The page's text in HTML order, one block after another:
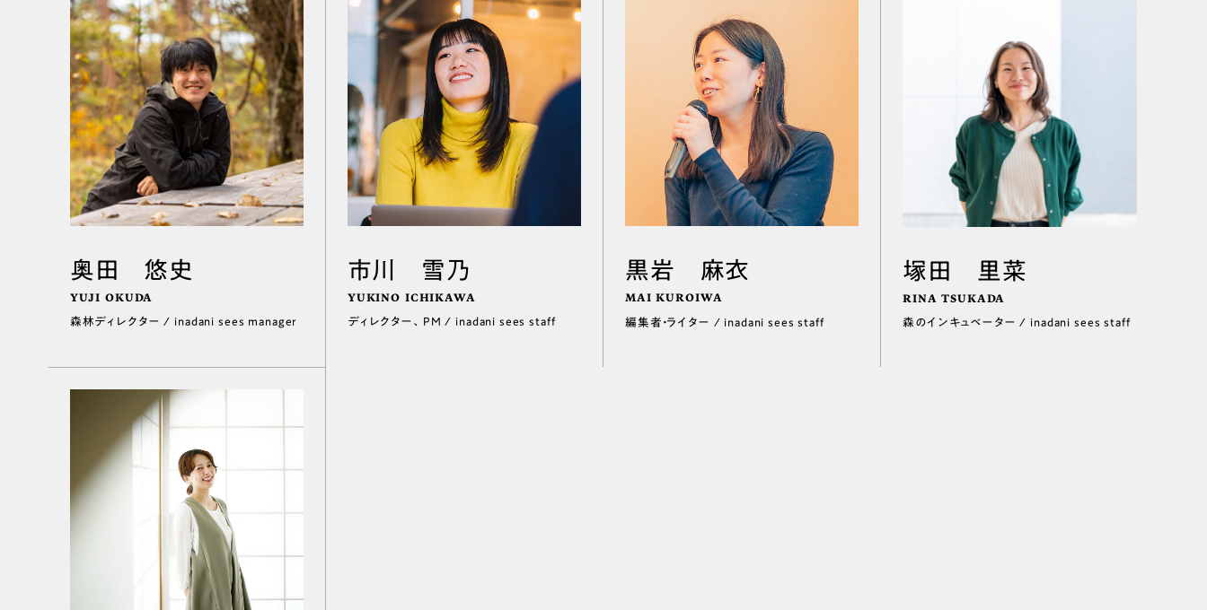
奥田 悠史
YUJI OKUDA
森林ディレクター / inadani sees manager
市川 雪乃
YUKINO ICHIKAWA
ディレクター、PM / inadani sees staff
黒岩 麻衣
MAI KUROIWA
編集者・ライター / inadani sees staff
塚田 里菜
RINA TSUKADA
森のインキュベーター / inadani sees staff